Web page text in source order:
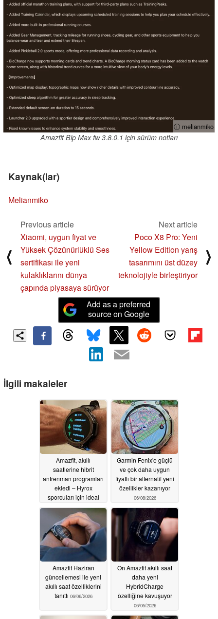
ⓘ melianmiko
Amazfit Bip Max fw 3.8.0.1 için sürüm notları
Kaynak(lar)
Melianmiko
⟨
Previous article
Xiaomi, uygun fiyat ve
Yüksek Çözünürlüklü Ses
sertifikası ile yeni
kulaklıklarını dünya
çapında piyasaya sürüyor
Next article
Poco X8 Pro: Yeni
Yellow Edition yarış
tasarımını üst düzey
teknolojiyle birleştiriyor
⟩
Add as a preferred
source on Google
İlgili makaleler
Amazfit, akıllı
saatlerine hibrit
antrenman programları
ekledi – Hyrox
sporcuları için ideal
06/16/2026
Garmin Fenix'e güçlü
ve çok daha uygun
fiyatlı bir alternatif yeni
özellikler kazanıyor
06/08/2026
Amazfit Haziran
güncellemesi ile yeni
akıllı saat özelliklerini
tanıttı 06/06/2026
On Amazfit akıllı saat
daha yeni
HybridCharge
özelliğine kavuşuyor
06/05/2026